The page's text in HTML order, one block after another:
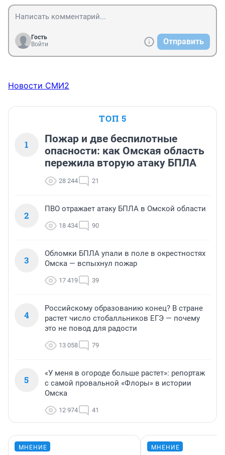
Гость
Войти
Отправить
Новости СМИ2
ТОП 5
1
Пожар и две беспилотные
опасности: как Омская область
пережила вторую атаку БПЛА
28 244 21
2
ПВО отражает атаку БПЛА в Омской области
18 434 90
3
Обломки БПЛА упали в поле в окрестностях
Омска — вспыхнул пожар
17 419 39
4
Российскому образованию конец? В стране
растет число стобалльников ЕГЭ — почему
это не повод для радости
13 058 79
5
«У меня в огороде больше растет»: репортаж
с самой провальной «Флоры» в истории
Омска
12 974 41
МНЕНИЕ МНЕНИЕ